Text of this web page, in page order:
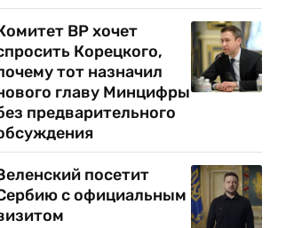
ВР хочет
Корецкого,
тот назначил
главу Минцифры
предварительного
посетит
с официальным